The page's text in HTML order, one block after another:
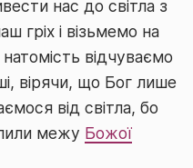
нас до світла з
гріх і візьмемо на
відчуваємо
вірячи, що Бог лише
від світла, бо
межу Божої